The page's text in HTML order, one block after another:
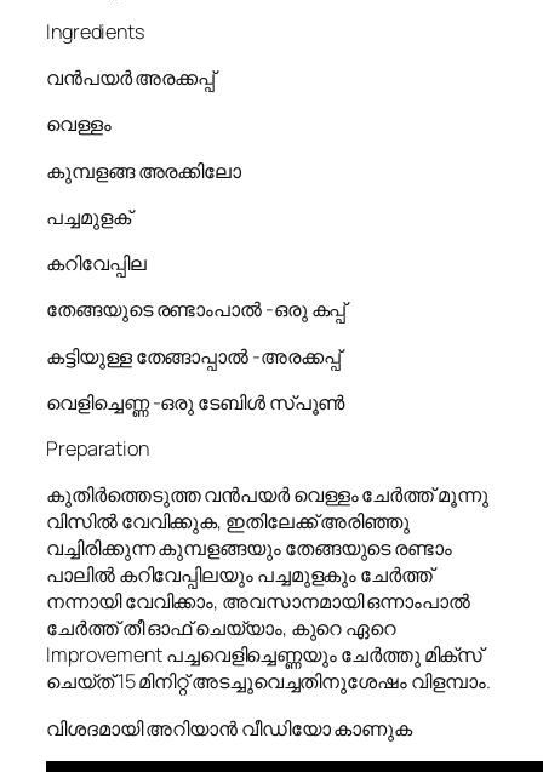
Ingredients
വൻപയർ അരക്കപ്പ്
വെള്ളം
കുമ്പളങ്ങ അരക്കിലോ
പച്ചമുളക്
കറിവേപ്പില
തേങ്ങയുടെ രണ്ടാംപാൽ -ഒരു കപ്പ്
കട്ടിയുള്ള തേങ്ങാപ്പാൽ -അരക്കപ്പ്
വെളിച്ചെണ്ണ -ഒരു ടേബിൾ സ്പൂൺ
Preparation
കുതിർത്തെടുത്ത വൻപയർ വെള്ളം ചേർത്ത് മൂന്നു
വിസിൽ വേവിക്കുക, ഇതിലേക്ക് അരിഞ്ഞു
വച്ചിരിക്കുന്ന കുമ്പളങ്ങയും തേങ്ങയുടെ രണ്ടാം
പാലിൽ കറിവേപ്പിലയും പച്ചമുളകും ചേർത്ത്
നന്നായി വേവിക്കാം, അവസാനമായി ഒന്നാംപാൽ
ചേർത്ത് തീ ഓഫ് ചെയ്യാം, കുറെ ഏറെ
Improvement പച്ചവെളിച്ചെണ്ണയും ചേർത്തു മിക്സ്
ചെയ്ത് 15 മിനിറ്റ് അടച്ചുവെച്ചതിനുശേഷം വിളമ്പാം.
വിശദമായി അറിയാൻ വീഡിയോ കാണുക